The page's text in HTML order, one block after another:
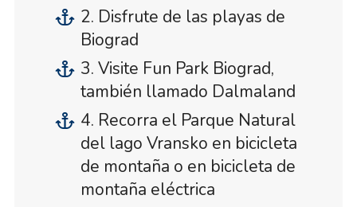
2. Disfrute de las playas de
Biograd
3. Visite Fun Park Biograd,
también llamado Dalmaland
4. Recorra el Parque Natural
del lago Vransko en bicicleta
de montaña o en bicicleta de
montaña eléctrica